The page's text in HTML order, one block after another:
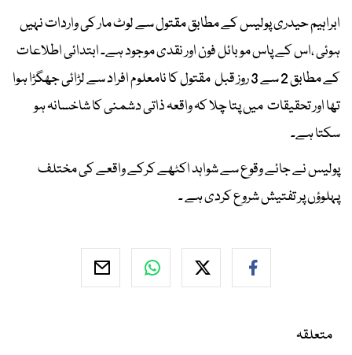
ابراہیم حیدری پولیس کے مطابق مقتول سے لوٹ مار کی واردات نہیں
ہوئی ،اس کے پاس موبائل فون اور نقدی موجود ہے۔ ابتدائی اطلاعات
کے مطابق 2 سے 3 روز قبل مقتول کا نامعلوم افراد سے لڑائی جھگڑا ہوا
تھا اور تحقیقات میں پتا چلا کہ واقعہ ذاتی دشمنی کا شاخسانہ ہو
سکتا ہے۔
پولیس نے جائے وقوع سے شواہد اکٹھے کرکے واقعے کی مختلف
پہلوؤں پر تفتیش شروع کردی ہے ۔
متعلقہ